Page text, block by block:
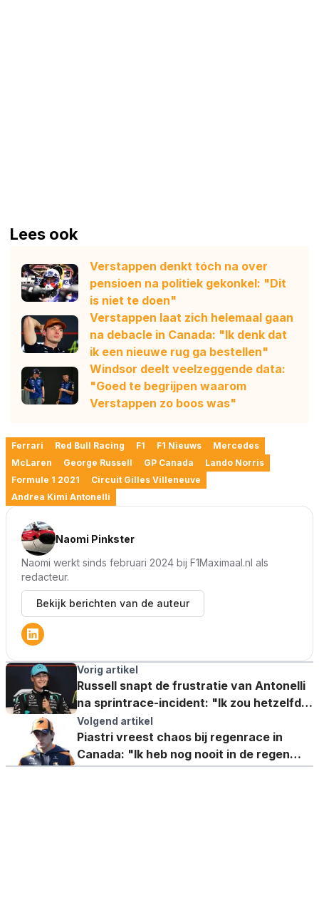
Lees ook
Verstappen denkt tóch na over
pensioen na politiek gekonkel: "Dit
is niet te doen"
Verstappen laat zich helemaal gaan
na debacle in Canada: "Ik denk dat
ik een nieuwe rug ga bestellen"
Windsor deelt veelzeggende data:
"Goed te begrijpen waarom
Verstappen zo boos was"
Ferrari Red Bull Racing F1 F1 Nieuws
Mercedes
McLaren
George Russell GP Canada
Lando Norris
Formule 1 2021
Circuit Gilles Villeneuve
Andrea Kimi Antonelli
Naomi Pinkster
Naomi werkt sinds februari 2024 bij F1Maximaal.nl als
redacteur.
Bekijk berichten van de auteur
Vorig artikel
Russell snapt de frustratie van Antonelli
na sprintrace-incident: "Ik zou hetzelfde
reageren"
Volgend artikel
Piastri vreest chaos bij regenrace in
Canada: "Ik heb nog nooit in de regen
gereden met deze auto"